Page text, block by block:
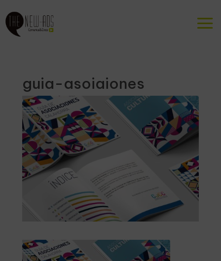
guia-asoiaiones